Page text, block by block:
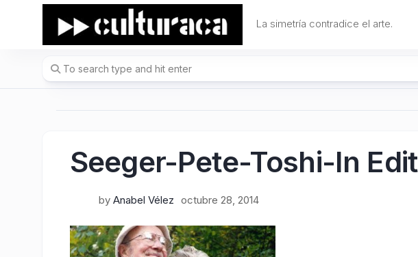
La simetría contradice el arte.
Seeger-Pete-Toshi-In Edit
by Anabel Vélez octubre 28, 2014